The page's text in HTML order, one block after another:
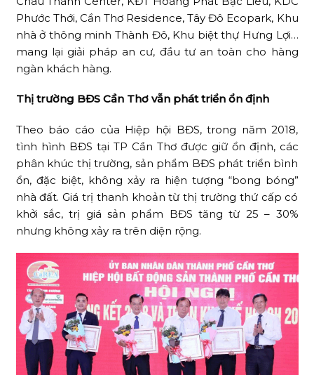
Phước Thới, Cần Thơ Residence, Tây Đô Ecopark, Khu
nhà ở thông minh Thành Đô, Khu biệt thự Hưng Lợi…
mang lại giải pháp an cư, đầu tư an toàn cho hàng
ngàn khách hàng.
Thị trường BĐS Cần Thơ vẫn phát triển ổn định
Theo báo cáo của Hiệp hội BĐS, trong năm 2018,
tình hình BĐS tại TP Cần Thơ được giữ ổn định, các
phân khúc thị trường, sản phẩm BĐS phát triển bình
ổn, đặc biệt, không xảy ra hiện tượng “bong bóng”
nhà đất. Giá trị thanh khoản từ thị trường thứ cấp có
khởi sắc, trị giá sản phẩm BĐS tăng từ 25 – 30%
nhưng không xảy ra trên diện rộng.